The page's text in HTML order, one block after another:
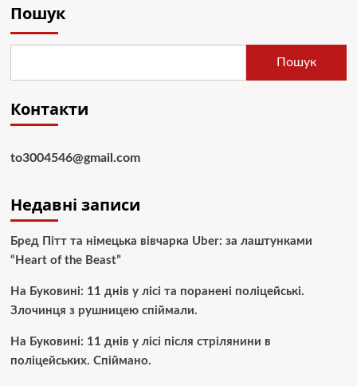
Пошук
Пошук
Контакти
to3004546@gmail.com
Недавні записи
Бред Пітт та німецька вівчарка Uber: за лаштунками
“Heart of the Beast”
На Буковині: 11 днів у лісі та поранені поліцейські.
Злочинця з рушницею спіймали.
На Буковині: 11 днів у лісі після стрілянини в
поліцейських. Спіймано.